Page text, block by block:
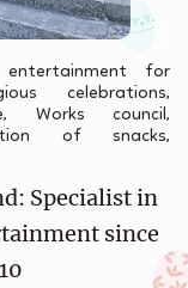
entertainment for
celebrations,
Works council,
of snacks,
Specialist in
since